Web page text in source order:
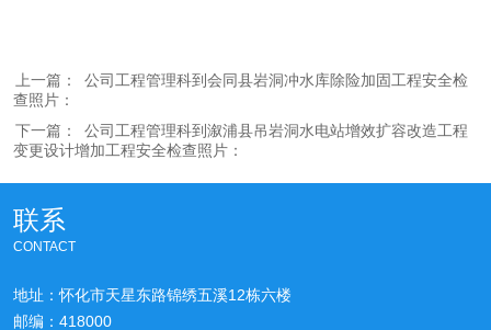
上一篇：
公司工程管理科到会同县岩洞冲水库除险加固工程安全检
查照片：
下一篇：
公司工程管理科到溆浦县吊岩洞水电站增效扩容改造工程
变更设计增加工程安全检查照片：
联系
CONTACT
地址：怀化市天星东路锦绣五溪12栋六楼
邮编：418000